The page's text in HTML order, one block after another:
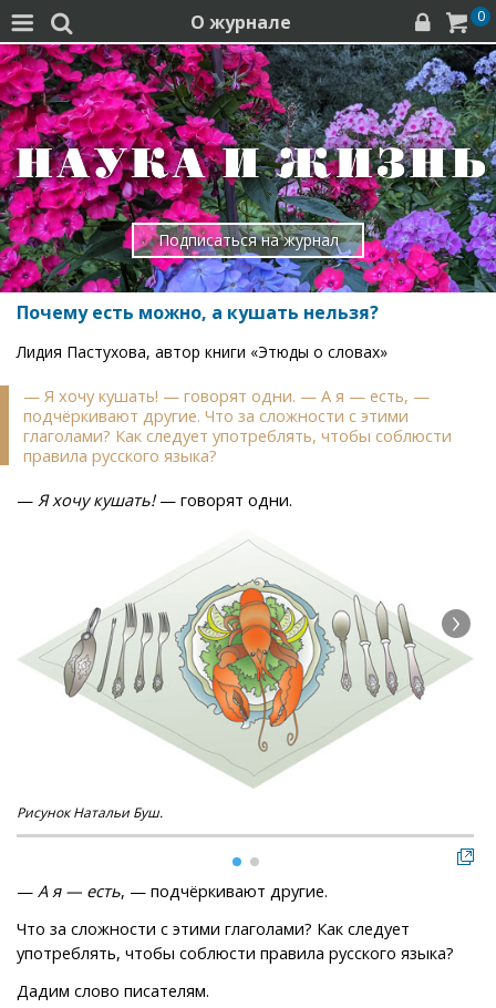
  О журнале   0
Подписаться на журнал
Почему есть можно, а кушать нельзя?
Лидия Пастухова, автор книги «Этюды о словах»
— Я хочу кушать! — говорят одни. — А я — есть, —
подчёркивают другие. Что за сложности с этими
глаголами? Как следует употреблять, чтобы соблюсти
правила русского языка?
— Я хочу кушать!— говорят одни.
Рисунoк Натальи Буш.
— А я — есть, — подчёркивают другие.
Что за сложности с этими глаголами? Как следует
употреблять, чтобы соблюсти правила русского языка?
Дадим слово писателям.